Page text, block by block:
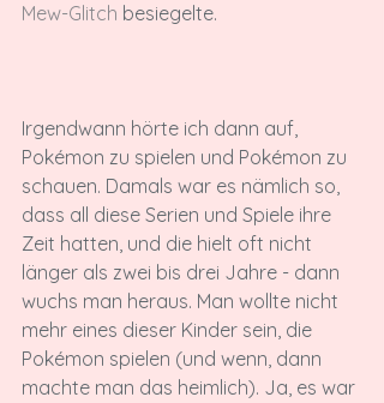
Mew-Glitch besiegelte.
Irgendwann hörte ich dann auf,
Pokémon zu spielen und Pokémon zu
schauen. Damals war es nämlich so,
dass all diese Serien und Spiele ihre
Zeit hatten, und die hielt oft nicht
länger als zwei bis drei Jahre - dann
wuchs man heraus. Man wollte nicht
mehr eines dieser Kinder sein, die
Pokémon spielen (und wenn, dann
machte man das heimlich). Ja, es war